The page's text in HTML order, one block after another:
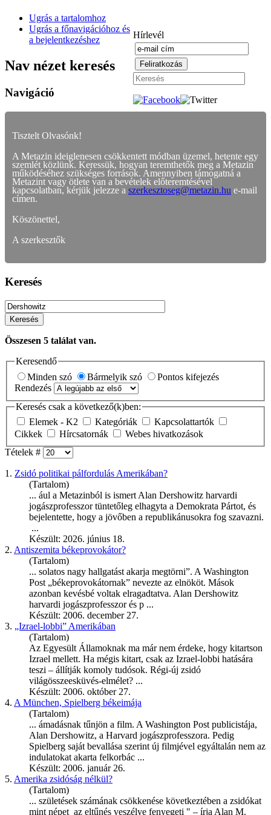
Hírlevél
Ugrás a tartalomhoz
Ugrás a főnavigációhoz és
a bejelentkezéshez
Nav nézet keresés
Navigáció
Tisztelt Olvasónk!
A Metazin ideiglenesen csökkentett módban üzemel, hetente egy
szemlét közlünk. Keressük, hogyan teremthetők meg a Metazin
működéséhez szükséges források. Amennyiben támogatná a
Metazint vagy ötlete van a bevételek előteremtésével
kapcsolatban, kérjük jelezze a szerkesztoseg@metazin.hu e-mail
címen.
Köszönettel,
A szerkesztők
Keresés
Keresés
Összesen 5 találat van.
Keresendő
Minden szó
Bármelyik szó
Pontos kifejezés
Rendezés
Keresés csak a következő(k)ben:
Elemek - K2
Kategóriák
Kapcsolattartók
Cikkek
Hírcsatornák
Webes hivatkozások
Tételek #
1. Zsidó politikai pálfordulás Amerikában?
(Tartalom)
... ául a Metazinból is ismert Alan Dershowitz harvardi
jogászprofesszor tüntetőleg elhagyta a Demokrata Pártot, és
bejelentette, hogy a jövőben a republikánusokra fog szavazni.
...
Készült: 2026. június 18.
2. Antiszemita békeprovokátor?
(Tartalom)
... solatos nagy hallgatást akarja megtörni”. A Washington
Post „békeprovokátornak” nevezte az elnököt. Mások
azonban kevésbé voltak elragadtatva. Alan Dershowitz
harvardi jogászprofesszor és p ...
Készült: 2006. december 27.
3. „Izrael-lobbi” Amerikában
(Tartalom)
Az Egyesült Államoknak ma már nem érdeke, hogy kitartson
Izrael mellett. Ha mégis kitart, csak az Izrael-lobbi hatására
teszi – állítják komoly tudósok. Régi-új zsidó
világösszeesküvés-elmélet? ...
Készült: 2006. október 27.
4. A München, Spielberg békeimája
(Tartalom)
... ámadásnak tűnjön a film. A Washington Post publicistája,
Alan Dershowitz, a Harvard jogászprofesszora. Pedig
Spielberg saját bevallása szerint új filmjével egyáltalán nem az
indulatokat akarta felkorbác ...
Készült: 2006. január 26.
5. Amerika zsidóság nélkül?
(Tartalom)
... születések számának csökkenése következtében a zsidókat
mint népet az eltűnés veszélye fenyegeti " – írja Alan M.